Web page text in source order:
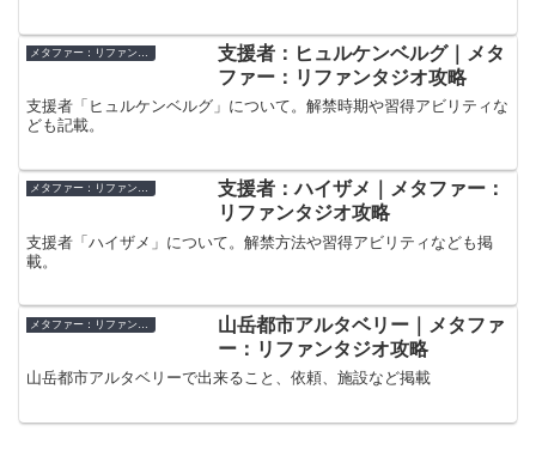
支援者：ヒュルケンベルグ｜メタ
ファー：リファンタジオ攻略
支援者「ヒュルケンベルグ」について。解禁時期や習得アビリティな
ども記載。
メタファー：リファンタジオ
支援者：ハイザメ｜メタファー：
リファンタジオ攻略
支援者「ハイザメ」について。解禁方法や習得アビリティなども掲
載。
山岳都市アルタベリー｜メタファ
ー：リファンタジオ攻略
山岳都市アルタベリーで出来ること、依頼、施設など掲載